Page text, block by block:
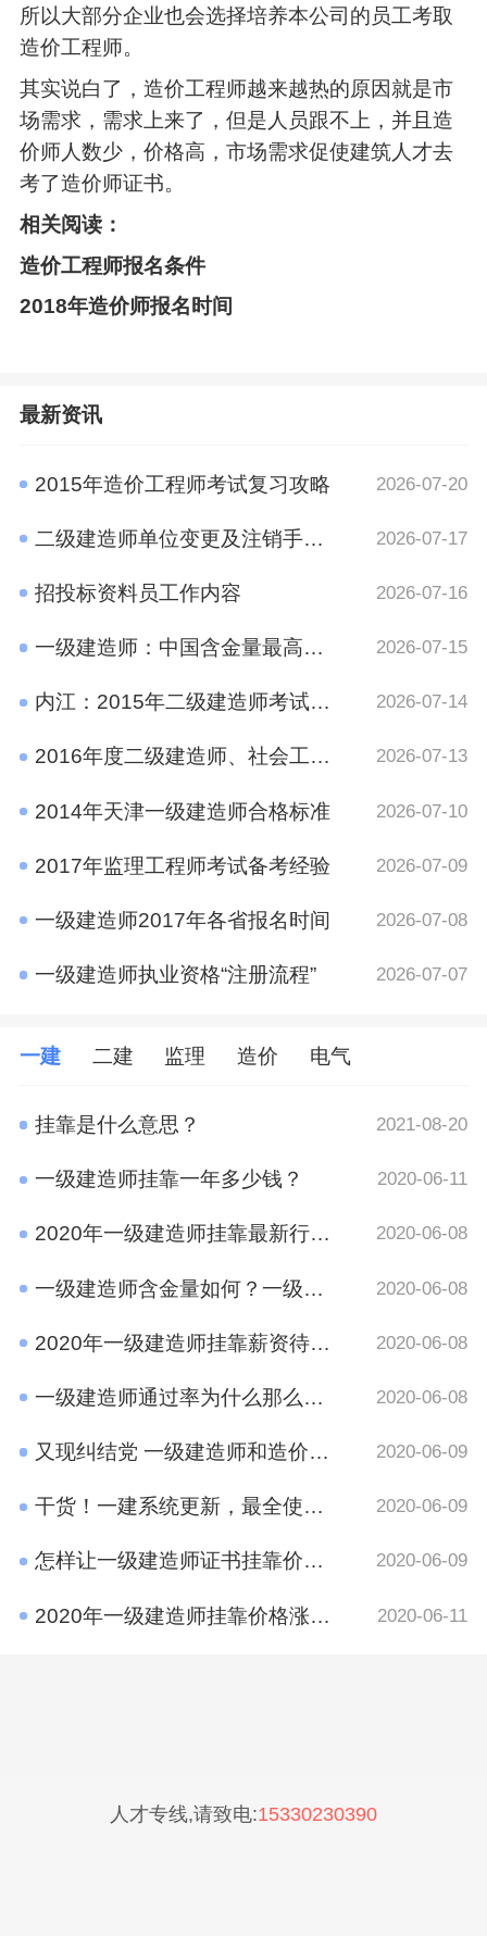
所以大部分企业也会选择培养本公司的员工考取
造价工程师。
其实说白了，造价工程师越来越热的原因就是市
场需求，需求上来了，但是人员跟不上，并且造
价师人数少，价格高，市场需求促使建筑人才去
考了造价师证书。
相关阅读：
造价工程师报名条件
2018年造价师报名时间
最新资讯
2015年造价工程师考试复习攻略 2026-07-20
二级建造师单位变更及注销手续规定 2026-07-17
招投标资料员工作内容 2026-07-16
一级建造师：中国含金量最高的十大证书之一 2026-07-15
内江：2015年二级建造师考试报名时间通知 2026-07-14
2016年度二级建造师、社会工作者、二级注册计量师、管理咨询师资格考试考后资格审查的公告 2026-07-13
2014年天津一级建造师合格标准 2026-07-10
2017年监理工程师考试备考经验 2026-07-09
一级建造师2017年各省报名时间 2026-07-08
一级建造师执业资格“注册流程” 2026-07-07
一建 二建 监理 造价 电气
挂靠是什么意思？ 2021-08-20
一级建造师挂靠一年多少钱？ 2020-06-11
2020年一级建造师挂靠最新行情 竟然是这样 2020-06-08
一级建造师含金量如何？一级建造师挂靠前景 2020-06-08
2020年一级建造师挂靠薪资待遇如何？ 2020-06-08
一级建造师通过率为什么那么低?原因有哪些呢？ 2020-06-08
又现纠结党 一级建造师和造价工程师考哪个好？ 2020-06-09
干货！一建系统更新，最全使用攻略在这里 2020-06-09
怎样让一级建造师证书挂靠价格​更高？ 2020-06-09
2020年一级建造师挂靠价格涨了吗？ 2020-06-11
人才专线,请致电:15330230390